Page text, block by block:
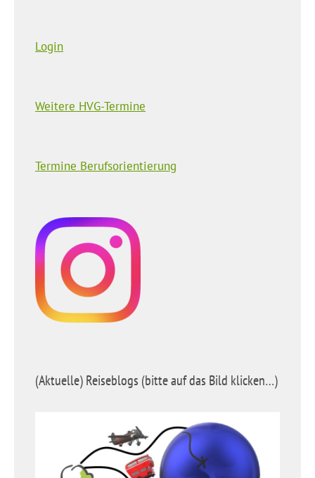
Login
Weitere HVG-Termine
Termine Berufsorientierung
(Aktuelle) Reiseblogs (bitte auf das Bild klicken…)